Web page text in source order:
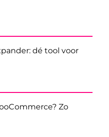
dé tool voor
Zo